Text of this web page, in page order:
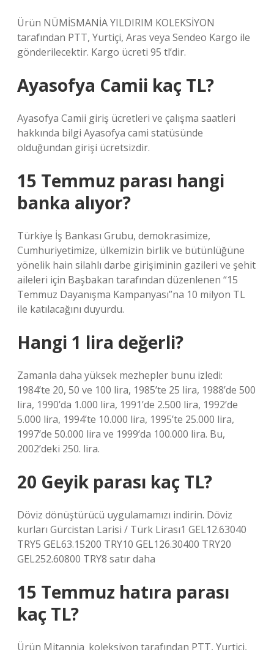
Ürün NÜMİSMANİA YILDIRIM KOLEKSİYON
tarafından PTT, Yurtiçi, Aras veya Sendeo Kargo ile
gönderilecektir. Kargo ücreti 95 tl’dir.
Ayasofya Camii kaç TL?
Ayasofya Camii giriş ücretleri ve çalışma saatleri
hakkında bilgi Ayasofya cami statüsünde
olduğundan girişi ücretsizdir.
15 Temmuz parası hangi
banka alıyor?
Türkiye İş Bankası Grubu, demokrasimize,
Cumhuriyetimize, ülkemizin birlik ve bütünlüğüne
yönelik hain silahlı darbe girişiminin gazileri ve şehit
aileleri için Başbakan tarafından düzenlenen “15
Temmuz Dayanışma Kampanyası”na 10 milyon TL
ile katılacağını duyurdu.
Hangi 1 lira değerli?
Zamanla daha yüksek mezhepler bunu izledi:
1984’te 20, 50 ve 100 lira, 1985’te 25 lira, 1988’de 500
lira, 1990’da 1.000 lira, 1991’de 2.500 lira, 1992’de
5.000 lira, 1994’te 10.000 lira, 1995’te 25.000 lira,
1997’de 50.000 lira ve 1999’da 100.000 lira. Bu,
2002’deki 250. lira.
20 Geyik parası kaç TL?
Döviz dönüştürücü uygulamamızı indirin. Döviz
kurları Gürcistan Larisi / Türk Lirası1 GEL12.63040
TRY5 GEL63.15200 TRY10 GEL126.30400 TRY20
GEL252.60800 TRY8 satır daha
15 Temmuz hatıra parası
kaç TL?
Ürün Mitannia_koleksiyon tarafından PTT, Yurtiçi,